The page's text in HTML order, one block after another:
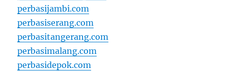
perbasijambi.com
perbasiserang.com
perbasitangerang.com
perbasimalang.com
perbasidepok.com